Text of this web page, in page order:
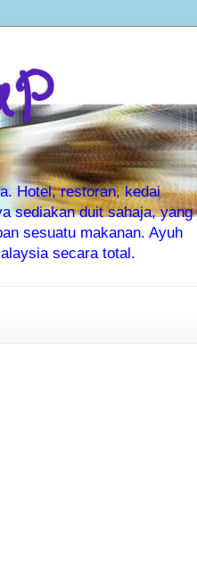
Hotel, restoran, kedai
sediakan duit sahaja, yang
sesuatu makanan. Ayuh
secara total.